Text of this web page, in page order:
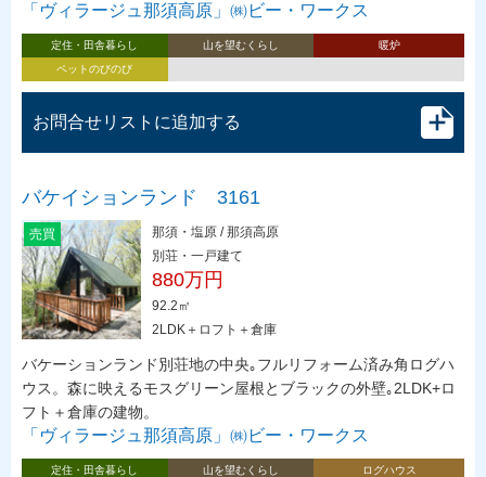
「ヴィラージュ那須高原」㈱ビー・ワークス
定住・田舎暮らし 山を望むくらし
暖炉
ペットのびのび
お問合せリストに追加する
バケイションランド 3161
売買
那須・塩原 / 那須高原
別荘・一戸建て
880万円
92.2㎡
2LDK＋ロフト＋倉庫
バケーションランド別荘地の中央｡フルリフォーム済み角ログハ
ウス。森に映えるモスグリーン屋根とブラックの外壁｡2LDK+ロ
フト＋倉庫の建物。
「ヴィラージュ那須高原」㈱ビー・ワークス
定住・田舎暮らし 山を望むくらし
ログハウス